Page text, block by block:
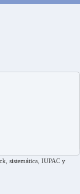
sistemática, IUPAC y